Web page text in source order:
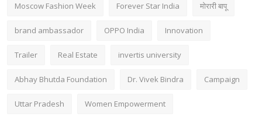
Moscow Fashion Week Forever Star India मोरारी बापू
brand ambassador OPPO India Innovation
Trailer Real Estate invertis university
Abhay Bhutda Foundation Dr. Vivek Bindra Campaign
Uttar Pradesh Women Empowerment